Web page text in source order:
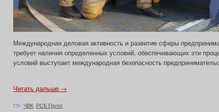
Международная деловая активность и развитие сферы
требует наличия определенных условий, обеспечивающих эти
условий выступает международная безопасность
Читать дальше →
ЧВК РСБ Групп